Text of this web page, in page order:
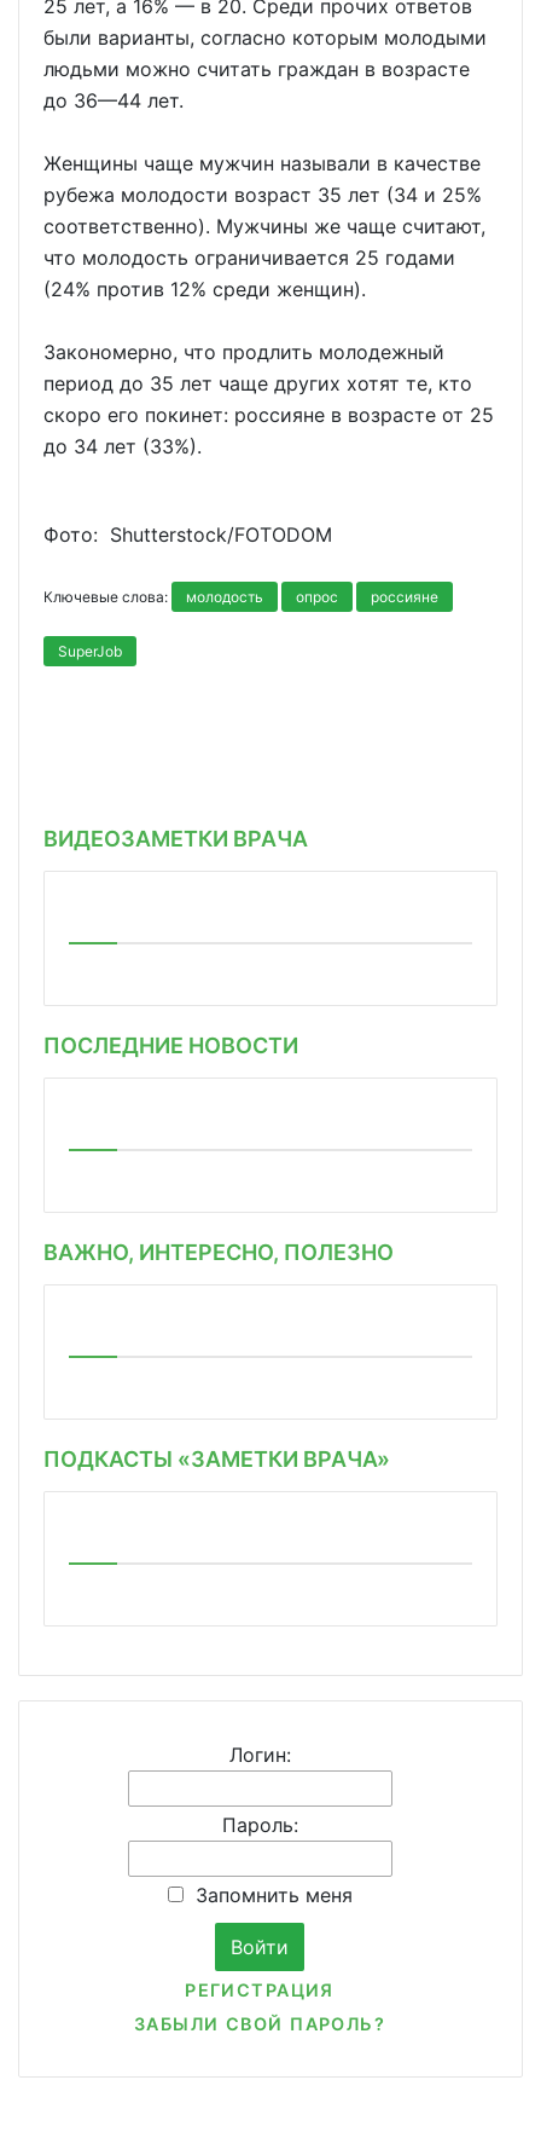
25 лет, а 16% — в 20. Среди прочих ответов
были варианты, согласно которым молодыми
людьми можно считать граждан в возрасте
до 36—44 лет.
Женщины чаще мужчин называли в качестве
рубежа молодости возраст 35 лет (34 и 25%
соответственно). Мужчины же чаще считают,
что молодость ограничивается 25 годами
(24% против 12% среди женщин).
Закономерно, что продлить молодежный
период до 35 лет чаще других хотят те, кто
скоро его покинет: россияне в возрасте от 25
до 34 лет (33%).
Фото: Shutterstoсk/FOTODOM
Ключевые слова: молодость опрос россияне
SuperJob
ВИДЕОЗАМЕТКИ ВРАЧА
ПОСЛЕДНИЕ НОВОСТИ
ВАЖНО, ИНТЕРЕСНО, ПОЛЕЗНО
ПОДКАСТЫ «ЗАМЕТКИ ВРАЧА»
Логин:
Пароль:
Запомнить меня
РЕГИСТРАЦИЯ
ЗАБЫЛИ СВОЙ ПАРОЛЬ?